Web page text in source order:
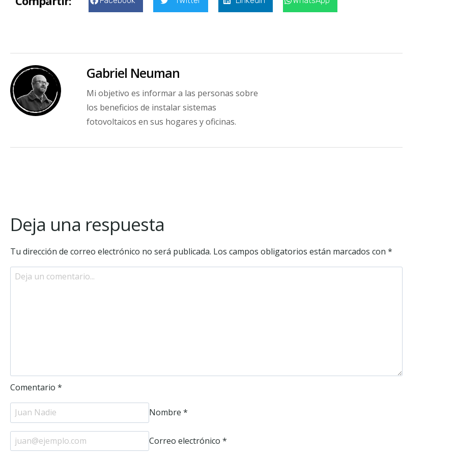
Gabriel Neuman
Mi objetivo es informar a las personas sobre
los beneficios de instalar sistemas
fotovoltaicos en sus hogares y oficinas.
Deja una respuesta
Tu dirección de correo electrónico no será publicada. Los campos obligatorios están marcados con *
Comentario *
Nombre *
Correo electrónico *